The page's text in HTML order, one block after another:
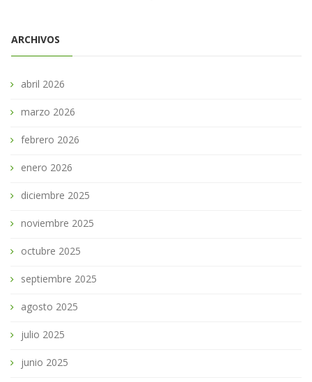
ARCHIVOS
abril 2026
marzo 2026
febrero 2026
enero 2026
diciembre 2025
noviembre 2025
octubre 2025
septiembre 2025
agosto 2025
julio 2025
junio 2025